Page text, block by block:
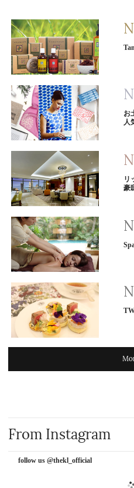
お
人
リ
豪
From Instagram
follow us @thekl_official